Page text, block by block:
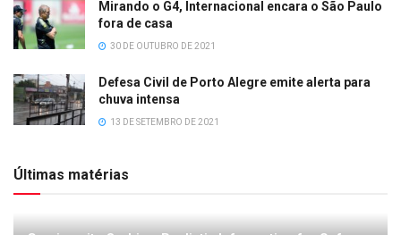
Mirando o G4, Internacional encara o São Paulo
fora de casa
30 DE OUTUBRO DE 2021
Defesa Civil de Porto Alegre emite alerta para
chuva intensa
13 DE SETEMBRO DE 2021
Últimas matérias